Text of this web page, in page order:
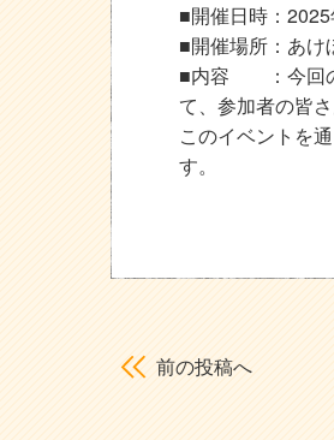
■開催日時：2025
■開催場所：あけ
■内容 ：今回の
て、参加者の皆
このイベントを
す。
前の投稿へ